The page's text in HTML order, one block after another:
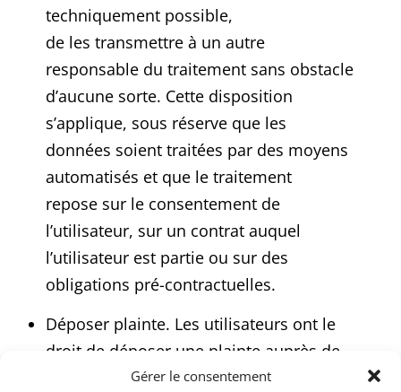
Gérer le consentement
techniquement possible,
de les transmettre à un autre
responsable du traitement sans obstacle
d’aucune sorte. Cette disposition
s’applique, sous réserve que les
données soient traitées par des moyens
automatisés et que le traitement
repose sur le consentement de
l’utilisateur, sur un contrat auquel
l’utilisateur est partie ou sur des
obligations pré-contractuelles.
Déposer plainte. Les utilisateurs ont le
droit de déposer une plainte auprès de
leur autorité compétente en matière de